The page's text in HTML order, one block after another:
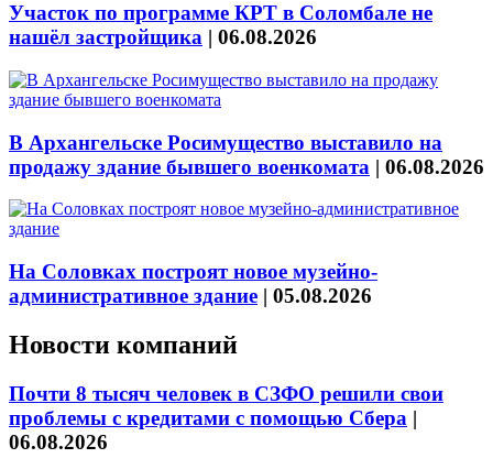
Участок по программе КРТ в Соломбале не
нашёл застройщика | 06.08.2026
В Архангельске Росимущество выставило на
продажу здание бывшего военкомата | 06.08.2026
На Соловках построят новое музейно-
административное здание | 05.08.2026
Новости компаний
Почти 8 тысяч человек в СЗФО решили свои
проблемы с кредитами с помощью Сбера |
06.08.2026